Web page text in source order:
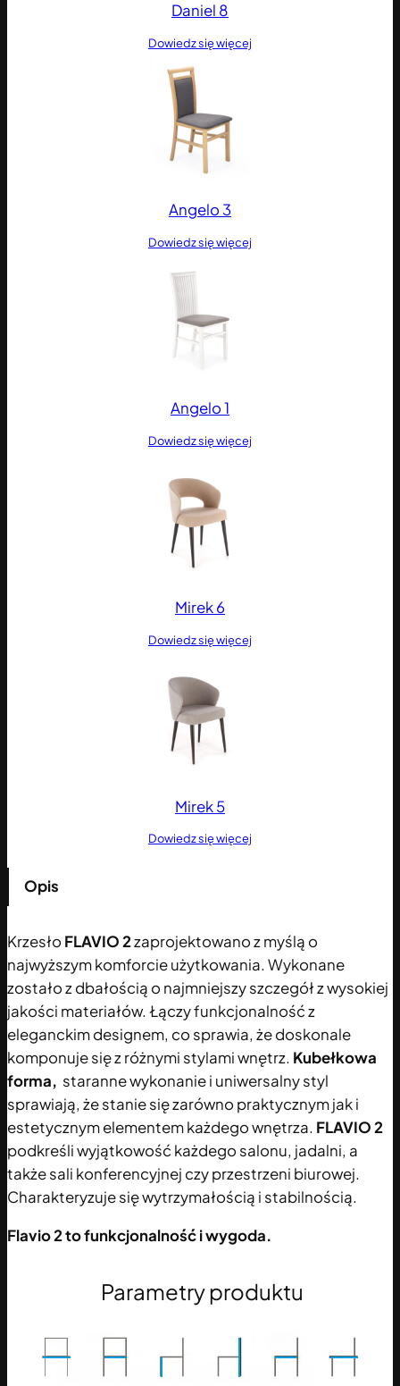
Daniel 8
Dowiedz się więcej
Angelo 3
Dowiedz się więcej
Angelo 1
Dowiedz się więcej
Mirek 6
Dowiedz się więcej
Mirek 5
Dowiedz się więcej
Opis
Krzesło FLAVIO 2zaprojektowano z myślą o
najwyższym komforcie użytkowania. Wykonane
zostało z dbałością o najmniejszy szczegół z wysokiej
jakości materiałów. Łączy funkcjonalność z
eleganckim designem, co sprawia, że doskonale
komponuje się z różnymi stylami wnętrz. Kubełkowa
forma, staranne wykonanie i uniwersalny styl
sprawiają, że stanie się zarówno praktycznym jak i
estetycznym elementem każdego wnętrza. FLAVIO 2
podkreśli wyjątkowość każdego salonu, jadalni, a
także sali konferencyjnej czy przestrzeni biurowej.
Charakteryzuje się wytrzymałością i stabilnością.
Flavio 2 to funkcjonalność i wygoda.
Parametry produktu